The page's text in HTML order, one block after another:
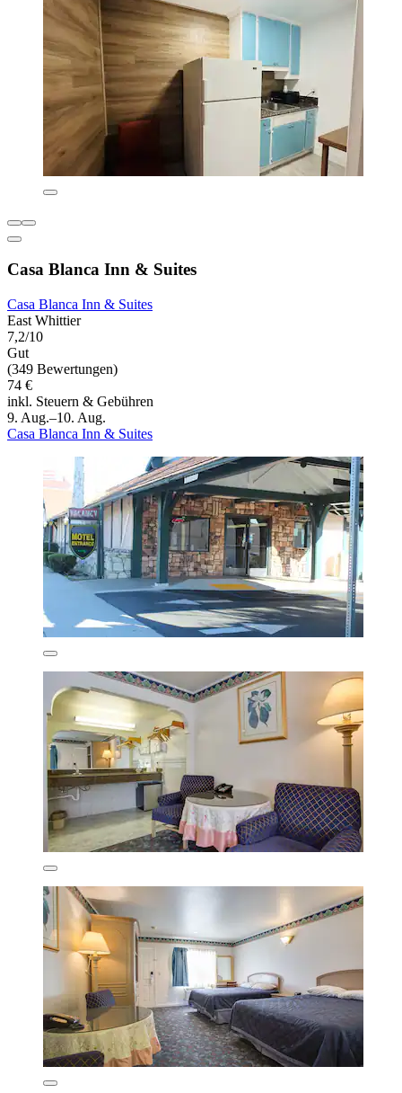
Casa Blanca Inn & Suites
Casa Blanca Inn & Suites
East Whittier
7,2/10
Gut
(349 Bewertungen)
74 €
inkl. Steuern & Gebühren
9. Aug.–10. Aug.
Casa Blanca Inn & Suites